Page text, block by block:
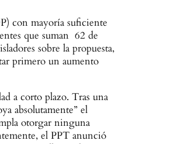
con mayoría suficiente
que suman 62 de
sobre la propuesta,
primero un aumento
a corto plazo. Tras una
absolutamente” el
otorgar ninguna
el PPT anunció